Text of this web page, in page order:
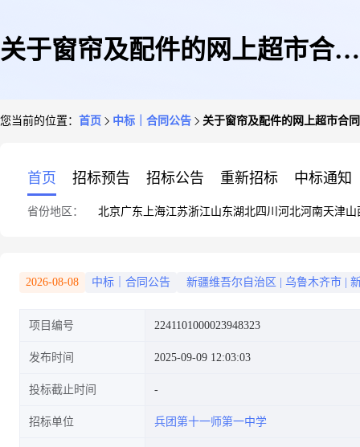
关于窗帘及配件的网上超市合同
您当前的位置： 首页 中标｜合同公告 关于窗帘及配件的网上超市合
首页 招标预告 招标公告 重新招标 中标通知
省份地区： 北京广东 上海江苏浙江山东湖北四川 河北河南天津山
2026-08-08 中标｜合同公告 新疆维吾尔自治区 乌鲁木齐市
项目编号 2241101000023948323
发布时间 2025-09-09 12:03:03
投标截止时间
招标单位 兵团第十一师第一中学